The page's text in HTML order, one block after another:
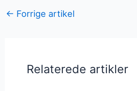
← Forrige artikel
Relaterede artikler